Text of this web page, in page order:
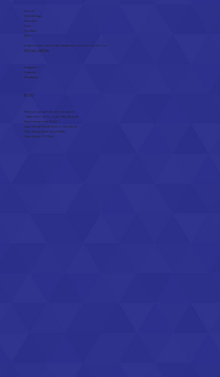
Home
Webdesign
Diensten
Over
Contact
FAQ
Actief inOlen ,Herentals ,Kasterlee ,Geelen Turnhout
SOCIAL MEDIA
Instagram
Linkedin
Whatsapp
BLOG
Waarom je website vernieuwen?
Haal meer uit Google Mijn Bedrijf.
Wat betekent de EAA?
Case Study: Out & Indoor Reclame
Case Study: Care Fur A Walk
Case Study: TC Olen